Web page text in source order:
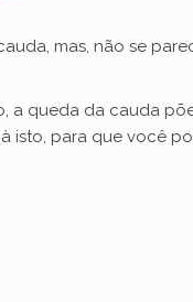
i
mas, não se
a queda da cauda
para que você